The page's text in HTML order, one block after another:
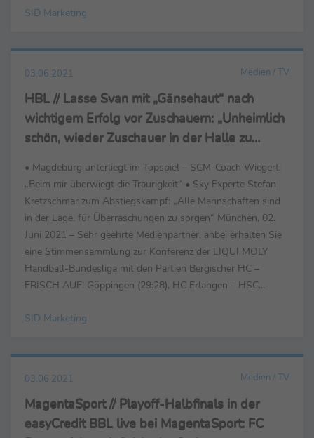
SID Marketing
03.06.2021 Medien / TV
HBL // Lasse Svan mit „Gänsehaut“ nach
wichtigem Erfolg vor Zuschauern: „Unheimlich
schön, wieder Zuschauer in der Halle zu
• Magdeburg unterliegt im Topspiel – SCM-Coach Wiegert:
„Beim mir überwiegt die Traurigkeit“ • Sky Experte Stefan
Kretzschmar zum Abstiegskampf: „Alle Mannschaften sind
in der Lage, für Überraschungen zu sorgen“ München, 02.
Juni 2021 – Sehr geehrte Medienpartner, anbei erhalten Sie
eine Stimmensammlung zur Konferenz der LIQUI MOLY
Handball-Bundesliga mit den Partien Bergischer HC –
FRISCH AUF! Göppingen (29:28), HC Erlangen – HSC
SID Marketing
03.06.2021 Medien / TV
MagentaSport // Playoff-Halbfinals in der
easyCredit BBL live bei MagentaSport: FC